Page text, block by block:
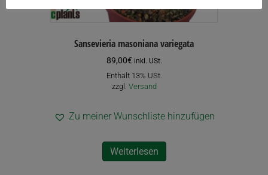
Sansevieria masoniana variegata
89,00€ inkl. USt.
Enthält 13% USt.
zzgl. Versand
Zu meiner Wunschliste hinzufügen
Weiterlesen